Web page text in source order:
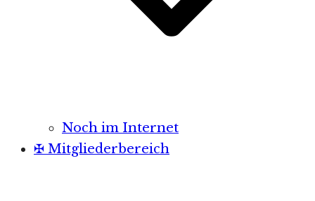
Noch im Internet
✠ Mitgliederbereich